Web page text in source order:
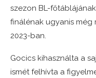
szezon BL-
finálénak ugyanis
2023-ban.
Gocics kihasználta a
ismét felhívta a